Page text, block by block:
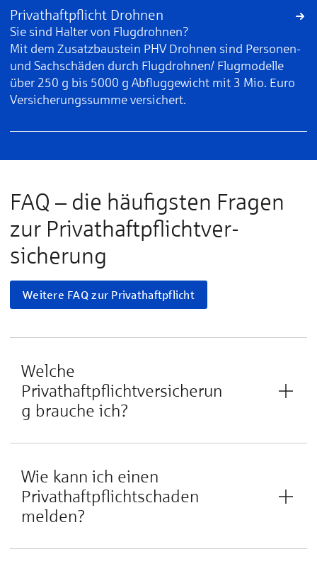
Privathaftpflicht Drohnen
Sie sind Halter von Flugdrohnen?
Mit dem Zusatzbaustein PHV Drohnen sind Personen-
und Sachschäden durch Flugdrohnen/ Flugmodelle
über 250 g bis 5000 g Abfluggewicht mit 3 Mio. Euro
Versicherungssumme versichert.
FAQ – die häu­fig­sten Fragen
zur Privat­haft­pflicht­ver­
sicherung
Weitere FAQ zur Privathaftpflicht
Welche
Privathaftpflichtversicherun
g brauche ich?
Wie kann ich einen
Privathaftpflichtschaden
melden?